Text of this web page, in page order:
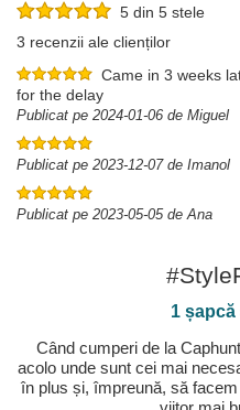
5 din 5 stele
3 recenzii ale clienților
Came in 3 weeks
for the delay
Publicat pe 2024-01-06 de Miguel
Publicat pe 2023-12-07 de Imanol
Publicat pe 2023-05-05 de Ana
1 șapcă
Când cumperi de la
acolo unde sunt cei mai
în plus și, împreună, să